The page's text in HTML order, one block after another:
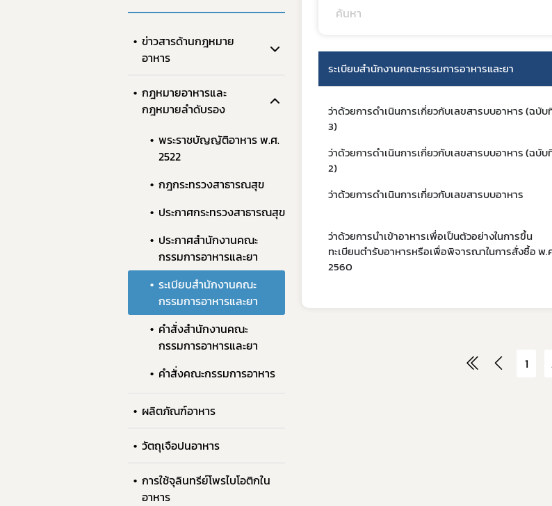
อาหารจากสิ่งมีชีวิตดัดแปรพันธุกรรม
การนำเข้าอาหารที่มีความเสี่ยงจากโรควัวบ้า
อาหารที่ห้ามผลิต นำเข้า หรือจำหน่าย
ข่าวสารด้านกฎหมาย
อาหาร
กฎหมายอาหารและ
กฎหมายลำดับรอง
พระราชบัญญัติอาหาร พ.ศ.
2522
กฎกระทรวงสาธารณสุข
ประกาศกระทรวงสาธารณสุข
ประกาศสำนักงานคณะ
กรรมการอาหารและยา
ระเบียบสำนักงานคณะ
กรรมการอาหารและยา
คำสั่งสำนักงานคณะ
กรรมการอาหารและยา
คำสั่งคณะกรรมการอาหาร
ผลิตภัณฑ์อาหาร
วัตถุเจือปนอาหาร
การใช้จุลินทรีย์โพรไบโอติกใน
อาหาร
ระเบียบสำนักงานคณะกรรมการอาหารและยา
ว่าด้วยการดำเนินการเกี่ยวกับเลขสารบบอาหาร (ฉบับ
3)
ว่าด้วยการดำเนินการเกี่ยวกับเลขสารบบอาหาร (ฉบับ
2)
ว่าด้วยการดำเนินการเกี่ยวกับเลขสารบบอาหาร
ว่าด้วยการนำเข้าอาหารเพื่อเป็นตัวอย่างในการขึ้น
ทะเบียนตำรับอาหารหรือเพื่อพิจารณาในการสั่งซื้อ พ.
2560
1